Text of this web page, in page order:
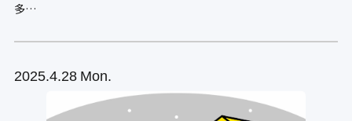
多…
2025 4.28 Mon.